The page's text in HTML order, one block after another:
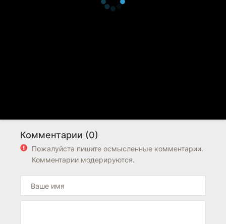
Комментарии (0)
Пожалуйста пишите осмысленные комментарии.
Комментарии модерируются.